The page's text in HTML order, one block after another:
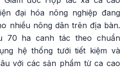
đại hóa nông nghiệp đang
nhiều nông dân trên địa bàn.
70 ha canh tác theo chuẩn
hệ thống tưới tiết kiệm và
với các sản phẩm từ ca cao